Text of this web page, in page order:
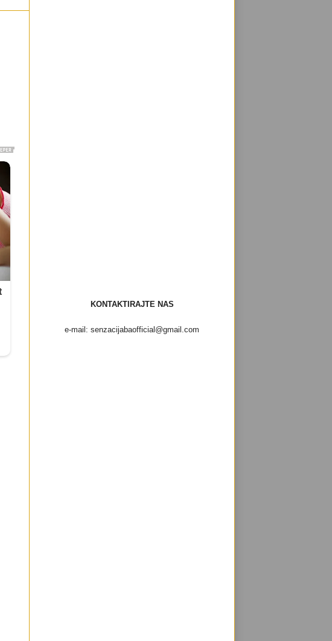
KONTAKTIRAJTE NAS
e-mail: senzacijabaofficial@gmail.com